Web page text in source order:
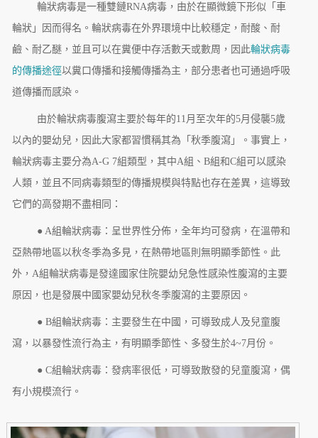
輪狀病毒是一種雙鏈RNA病毒，由於在顯微鏡下形似「車
輪狀」因而得名。輪狀病毒在外界環境中比較穩定，耐酸、耐
鹼、耐乙醚，並且可以在糞便中存活數天或數周，因此輪狀病毒
的傳播途徑以糞口傳播和接觸傳播為主，部分患者也可通過呼吸
道傳播而感染。
由於輪狀病毒腹瀉主要於每年的11月至次年的5月侵襲5歲
以內的嬰幼兒，因此大家都習慣稱其為「秋季腹瀉」。事實上，
輪狀病毒主要分為A-G 7組類型，其中A組、B組和C組可以感染
人類，並且不同病毒類型的傳播規模與特點也存在差異，這導致
它們的高發期不盡相同：
● A組輪狀病毒：呈世界性分佈，全年均可發病，在溫帶和
亞熱帶地區以秋冬季為多見，在熱帶地區則無明顯季節性。此
外，A組輪狀病毒是發達國家住院嬰幼兒急性感染性腹瀉的主要
原因，也是發展中國家嬰幼兒秋冬季腹瀉的主要原因。
● B組輪狀病毒：主要發生在中國，可導致成人及兒童腹
瀉，以暴發性流行為主，有明顯季節性、多發生於4~7月份。
● C組輪狀病毒：發病率很低，可導致散發的兒童腹瀉，偶
有小規模流行。